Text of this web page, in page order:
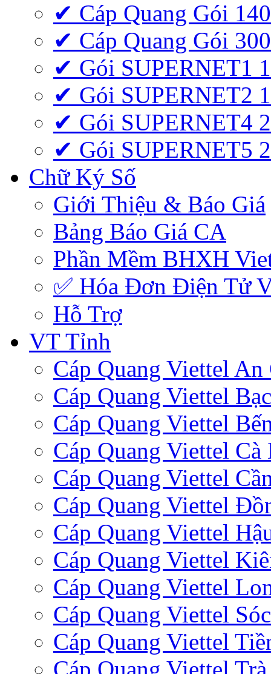
✔ Cáp Quang Gói
✔ Cáp Quang Gói
✔ Gói SUPERNET1
✔ Gói SUPERNET2
✔ Gói SUPERNET4
✔ Gói SUPERNET5
Chữ Ký Số
Giới Thiệu & Báo Giá
Bảng Báo Giá CA
Phần Mềm BHXH
✅‎ Hóa Đơn Điện Tử
Hỗ Trợ
VT Tỉnh
Cáp Quang Viettel An
Cáp Quang Viettel
Cáp Quang Viettel
Cáp Quang Viettel Cà
Cáp Quang Viettel
Cáp Quang Viettel
Cáp Quang Viettel
Cáp Quang Viettel
Cáp Quang Viettel
Cáp Quang Viettel
Cáp Quang Viettel